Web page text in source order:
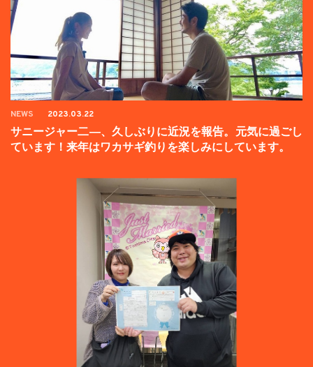
NEWS 2023.03.22
サニージャー二―、久しぶりに近況を報告。元気に過ごし
ています！来年はワカサギ釣りを楽しみにしています。